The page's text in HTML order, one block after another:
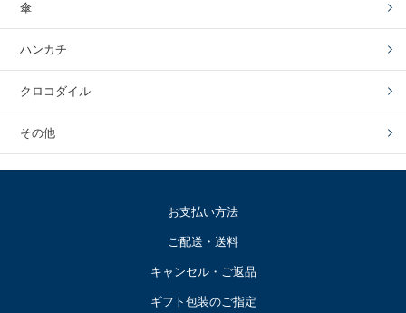
傘
ハンカチ
クロコダイル
その他
お支払い方法
ご配送・送料
キャンセル・ご返品
ギフト包装のご指定